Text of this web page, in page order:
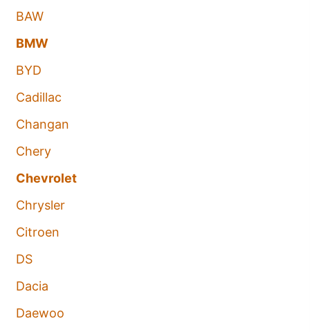
BAW
BMW
BYD
Cadillac
Changan
Chery
Chevrolet
Chrysler
Citroen
DS
Dacia
Daewoo